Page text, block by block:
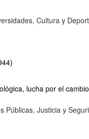
Cultura y
lucha por el
Públicas, Justicia y